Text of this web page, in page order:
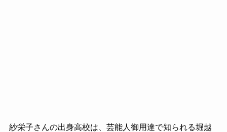
紗栄子さんの出身高校は、芸能人御用達で知られる堀越